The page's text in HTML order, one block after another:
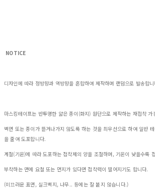
NOTICE
디자인에 따라 정방향과 역방향을 혼합하여 제작하며 랜덤으로 발송합
마스킹테이프는 반투명한 얇은 종이(화지) 원단으로 제작하는 재접착
벽면 또는 종이가 뜯겨나가지 않도록 하는 것을 최우선으로 하여 일반
을 줄여 도포합니다.
계절(기온)에 따라 도포하는 접착제의 양을 조절하며, 기온이 낮을수록
부착하는 면에 요철 또는 먼지가 있다면 접착력이 떨어지기도 합니다.
(미끄러운 표면, 실크벽지, 나무.. 등에는 잘 붙지 않습니다.)